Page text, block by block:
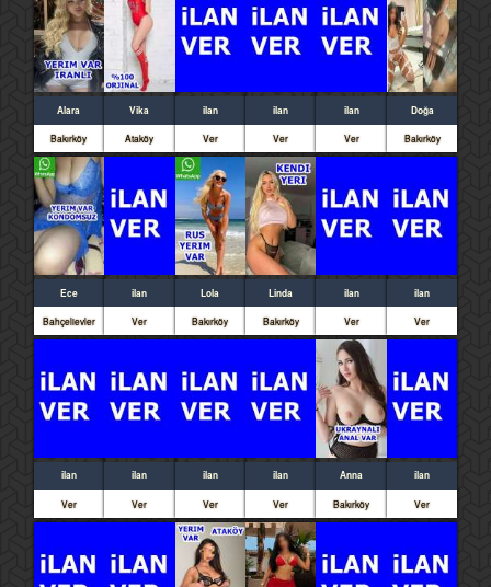
Alara
Bakırköy
Vika
Ataköy
ilan
Ver
ilan
Ver
ilan
Ver
Doğa
Bakırköy
Ece
Bahçelievler
ilan
Ver
Lola
Bakırköy
Linda
Bakırköy
ilan
Ver
ilan
Ver
ilan
Ver
ilan
Ver
ilan
Ver
ilan
Ver
Anna
Bakırköy
ilan
Ver